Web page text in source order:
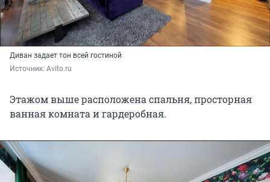
Диван задает тон всей гостиной
Источник: Avito.ru
Этажом выше расположена спальня, просторная
ванная комната и гардеробная.